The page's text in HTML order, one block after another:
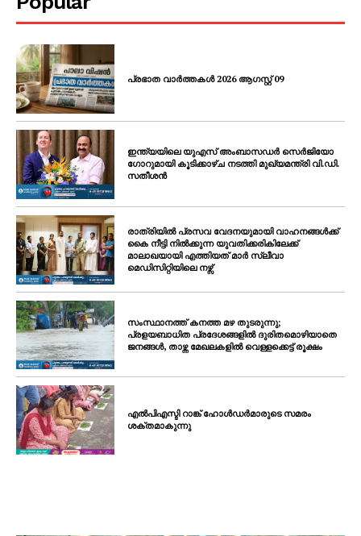
പ്രഭാത വാർത്തകൾ 2026 ആഗസ്റ്റ് 09
ഇന്ത്യയിലെ യുഎസ് അംബാസഡർ സെർജിയോ
ഗോറുമായി കൂടിക്കാഴ്ച നടത്തി മുഖ്യമന്ത്രി വി.ഡി.
സതീശൻ
രാത്രിയിൽ പ്രസവ വേദനയുമായി വാഹനങ്ങൾക്ക്
കൈ നീട്ടി നിൽക്കുന്ന യുവതിക്കരികിലേക്ക്
മാലാഖയായി എത്തിയത് മാർ സ്ലീവാ
മെഡിസിറ്റിയിലെ നഴ്സ്
സംസ്ഥാനത്ത് കനത്ത മഴ തുടരുന്നു;
പ്രളയബാധിത പ്രദേശങ്ങളിൽ ദുരിതമൊഴിയാതെ
ജനങ്ങൾ, താഴ്ന്ന മേഖലകളിൽ വെള്ളക്കെട്ട് രൂക്ഷം
എൽപിഎസ്ടി റാങ്ക് ഹോൾഡർമാരുടെ സമരം
ശക്തമാകുന്നു